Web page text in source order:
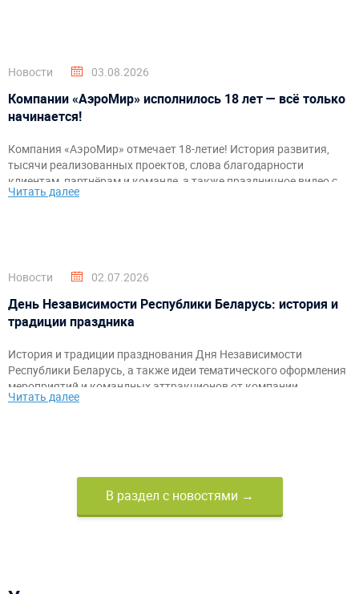
Новости 03.08.2026
Компании «АэроМир» исполнилось 18 лет — всё только
начинается!
Компания «АэроМир» отмечает 18-летие! История развития,
тысячи реализованных проектов, слова благодарности
клиентам, партнёрам и команде, а также праздничное видео с
самыми яркими моментами за годы работы.
Читать далее
Новости 02.07.2026
День Независимости Республики Беларусь: история и
традиции праздника
История и традиции празднования Дня Независимости
Республики Беларусь, а также идеи тематического оформления
мероприятий и командных аттракционов от компании
«АэроМир».
Читать далее
В раздел с новостями →